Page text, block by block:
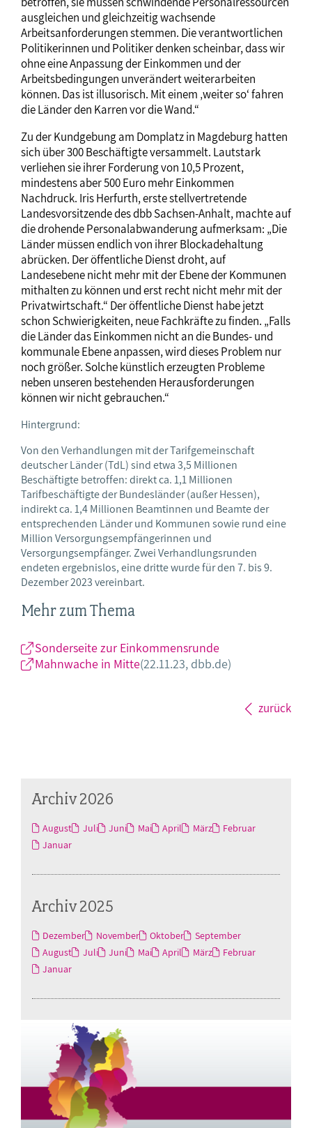
ausgleichen und gleichzeitig wachsende
Arbeitsanforderungen stemmen. Die verantwortlichen
Politikerinnen und Politiker denken scheinbar, dass wir
ohne eine Anpassung der Einkommen und der
Arbeitsbedingungen unverändert weiterarbeiten
können. Das ist illusorisch. Mit einem ‚weiter so‘ fahren
die Länder den Karren vor die Wand.“
Zu der Kundgebung am Domplatz in Magdeburg hatten
sich über 300 Beschäftigte versammelt. Lautstark
verliehen sie ihrer Forderung von 10,5 Prozent,
mindestens aber 500 Euro mehr Einkommen
Nachdruck. Iris Herfurth, erste stellvertretende
Landesvorsitzende des dbb Sachsen-Anhalt, machte auf
die drohende Personalabwanderung aufmerksam: „Die
Länder müssen endlich von ihrer Blockadehaltung
abrücken. Der öffentliche Dienst droht, auf
Landesebene nicht mehr mit der Ebene der Kommunen
mithalten zu können und erst recht nicht mehr mit der
Privatwirtschaft.“ Der öffentliche Dienst habe jetzt
schon Schwierigkeiten, neue Fachkräfte zu finden. „Falls
die Länder das Einkommen nicht an die Bundes- und
kommunale Ebene anpassen, wird dieses Problem nur
noch größer. Solche künstlich erzeugten Probleme
neben unseren bestehenden Herausforderungen
können wir nicht gebrauchen.“
Hintergrund:
Von den Verhandlungen mit der Tarifgemeinschaft
deutscher Länder (TdL) sind etwa 3,5 Millionen
Beschäftigte betroffen: direkt ca. 1,1 Millionen
Tarifbeschäftigte der Bundesländer (außer Hessen),
indirekt ca. 1,4 Millionen Beamtinnen und Beamte der
entsprechenden Länder und Kommunen sowie rund eine
Million Versorgungsempfängerinnen und
Versorgungsempfänger. Zwei Verhandlungsrunden
endeten ergebnislos, eine dritte wurde für den 7. bis 9.
Dezember 2023 vereinbart.
Mehr zum Thema
Sonderseite zur Einkommensrunde
Mahnwache in Mitte(22.11.23, dbb.de)
zurück
Archiv 2026
August Juli Juni Mai April März
Februar
Januar
Archiv 2025
Dezember November Oktober
September
August
Juli Juni Mai April März
Februar
Januar